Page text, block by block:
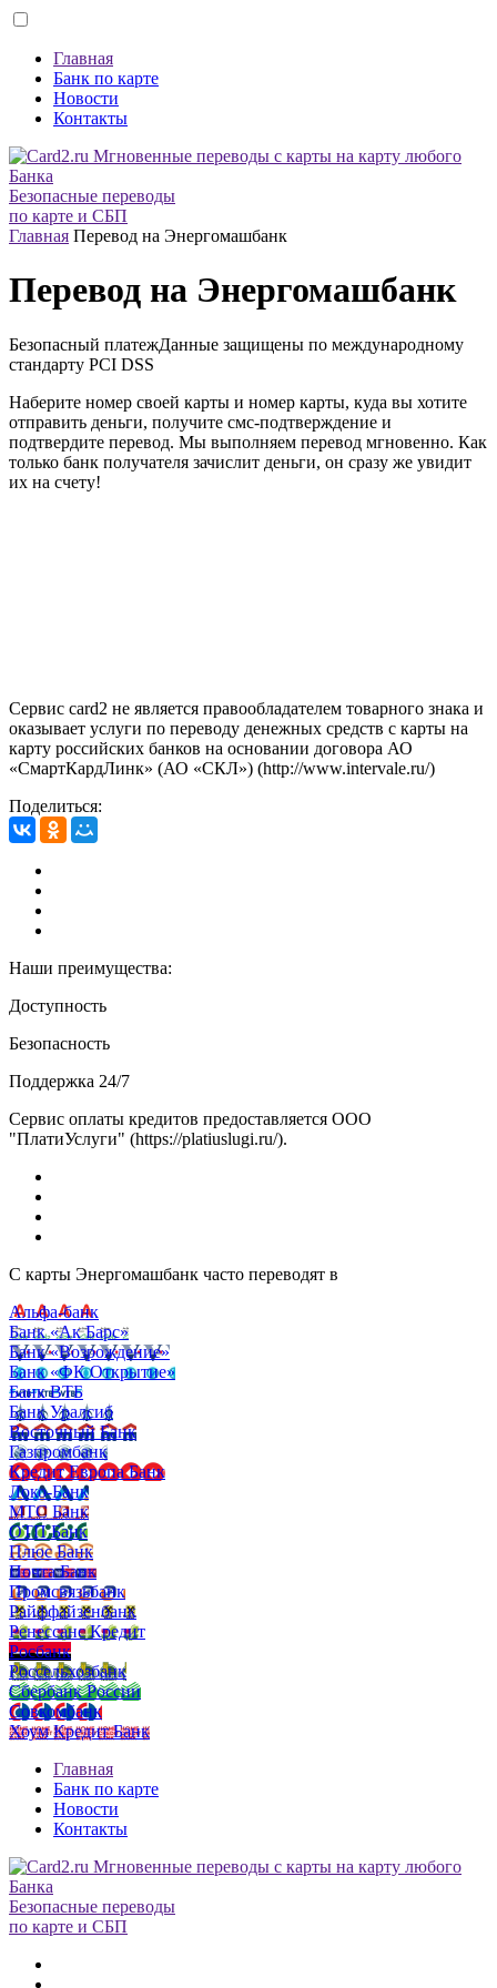
Главная
Банк по карте
Новости
Контакты
Безопасные переводы
по карте и СБП
Главная Перевод на Энергомашбанк
Перевод на Энергомашбанк
Безопасный платежДанные защищены по международному
стандарту PCI DSS
Наберите номер своей карты и номер карты, куда вы хотите
отправить деньги, получите смс-подтверждение и
подтвердите перевод. Мы выполняем перевод мгновенно. Как
только банк получателя зачислит деньги, он сразу же увидит
их на счету!
Сервис card2 не является правообладателем товарного знака и
оказывает услуги по переводу денежных средств с карты на
карту российских банков на основании договора АО
«СмартКардЛинк» (АО «СКЛ») (http://www.intervale.ru/)
Поделиться:
Наши преимущества:
Доступность
Безопасность
Поддержка 24/7
Сервис оплаты кредитов предоставляется ООО
"ПлатиУслуги" (https://platiuslugi.ru/).
С карты Энергомашбанк часто переводят в
Альфа-банк
Банк «Ак Барс»
Банк «Возрождение»
Банк «ФК Открытие»
Банк ВТБ
Банк Уралсиб
Восточный Банк
Газпромбанк
Кредит Европа Банк
Локо-Банк
МТС Банк
ОТП Банк
Плюс Банк
Почта Банк
Промсвязьбанк
Райффайзенбанк
Ренессанс Кредит
Росбанк
Россельхозбанк
Сбербанк России
Совкомбанк
Хоум Кредит Банк
Главная
Банк по карте
Новости
Контакты
Безопасные переводы
по карте и СБП